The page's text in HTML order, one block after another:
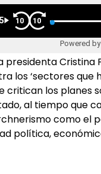
10 10
Powered
presidenta Cristina
los ‘sectores que
critican los planes
al tiempo que
como el
política,